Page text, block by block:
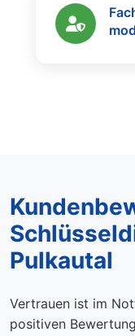
Pulkautal
Vertrauen ist im
positiven